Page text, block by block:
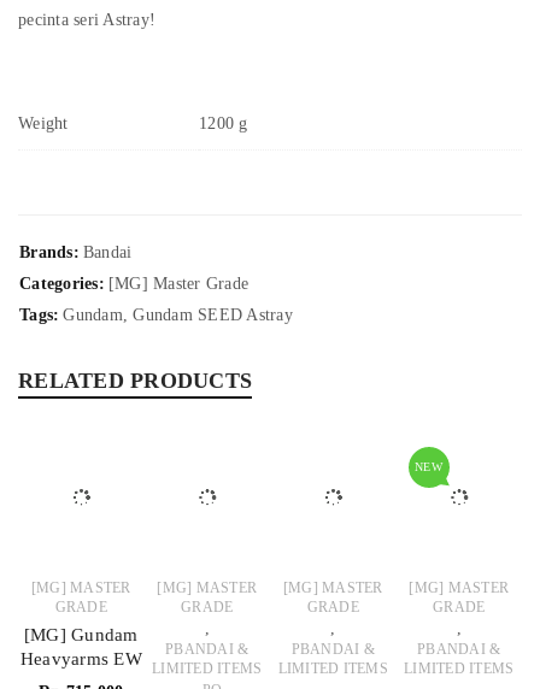
pecinta seri Astray!
Weight 1200 g
Brands: Bandai
Categories: [MG] Master Grade
Tags: Gundam ,Gundam SEED Astray
RELATED PRODUCTS
[MG] MASTER
GRADE
[MG] Gundam
Heavyarms EW
[MG] MASTER
GRADE
,
PBANDAI &
LIMITED ITEMS
[MG] MASTER
GRADE
,
PBANDAI &
LIMITED ITEMS
NEW
[MG] MASTER
GRADE
,
PBANDAI &
LIMITED ITEMS